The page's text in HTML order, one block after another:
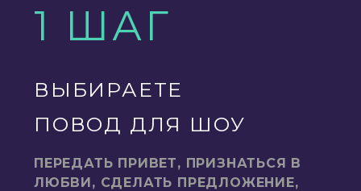
1 ШАГ
ВЫБИРАЕТЕ
ПОВОД ДЛЯ ШОУ
ПЕРЕДАТЬ ПРИВЕТ, ПРИЗНАТЬСЯ В
ЛЮБВИ, СДЕЛАТЬ ПРЕДЛОЖЕНИЕ,